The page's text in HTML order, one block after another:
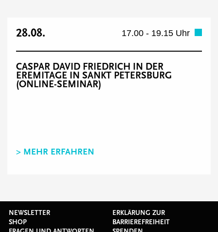
28.08. 17.00 - 19.15 Uhr
CASPAR DAVID FRIEDRICH IN DER
EREMITAGE IN SANKT PETERSBURG
(ONLINE-SEMINAR)
> MEHR ERFAHREN
NEWSLETTER
SHOP
ERKLÄRUNG ZUR
BARRIEREFREIHEIT